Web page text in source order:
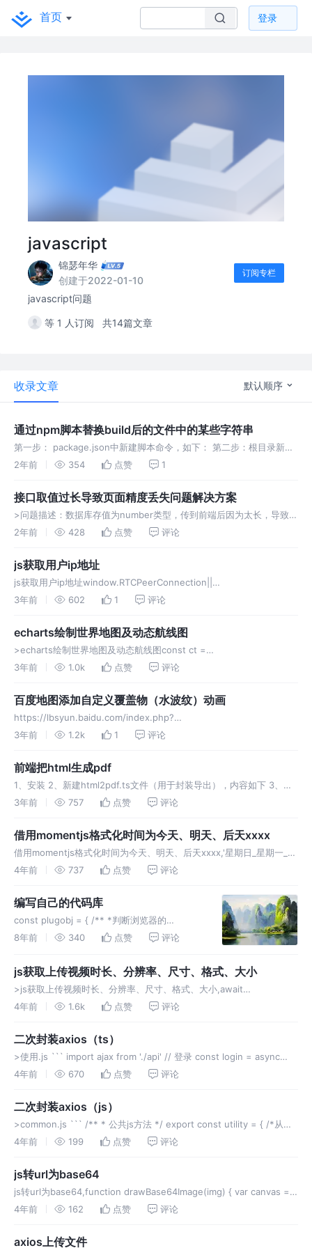
首页 登录
javascript
锦瑟年华
创建于2022-01-10
订阅专栏
javascript问题
等 1 人订阅 共14篇文章
收录文章 默认顺序
通过npm脚本替换build后的文件中的某些字符串
第一步： package.json中新建脚本命令，如下： 第二步：根目录新建
replace-in-js-files.js文件，内容如下： 第三步：打包即可。（需要安
2年前 354 点赞 1
接口取值过长导致页面精度丢失问题解决方案
>问题描述：数据库存值为number类型，传到前端后因为太长，导致精
度丢失。 >方案1：可考虑将值转成字符串后再传递给前端。 >方案2：
2年前 428 点赞 评论
js获取用户ip地址
js获取用户ip地址window.RTCPeerConnection||
window.mozRTCPeerConnection||
3年前 602 1 评论
echarts绘制世界地图及动态航线图
>echarts绘制世界地图及动态航线图const ct =
echarts.init(document.querySelector('#mapdv'))
3年前 1.0k 点赞 评论
百度地图添加自定义覆盖物（水波纹）动画
https://lbsyun.baidu.com/index.php?
title=jspopular3.0/guide/custom-markers 1、定义构造函数 百度地
3年前 1.2k 1 评论
前端把html生成pdf
1、安装 2、新建html2pdf.ts文件（用于封装导出），内容如下 3、使
用（Home.vue）
3年前 757 点赞 评论
借用momentjs格式化时间为今天、明天、后天xxxx
借用momentjs格式化时间为今天、明天、后天xxxx,'星期日_星期一_星
期二_星期三_星期四_星期五_星期六'.spl
4年前 737 点赞 评论
编写自己的代码库
const plugobj = { /** *判断浏览器的
innerText或textContent属性 */
eleme
8年前 340 点赞 评论
js获取上传视频时长、分辨率、尺寸、格式、大小
>js获取上传视频时长、分辨率、尺寸、格式、大小,await
checkSize(files,true--> 为音频是使用 默认为false), '返回值、里面有
4年前 1.6k 点赞 评论
二次封装axios（ts）
>使用.js ``` import ajax from './api' // 登录 const login = async
(args: any) => { return await ajax.pos
4年前 670 点赞 评论
二次封装axios（js）
>common.js ``` /** * 公共js方法 */ export const utility = { /*从身
份证中获取生日 格式 YYYY-MM-DD*/ getBirthday: fun
4年前 199 点赞 评论
js转url为base64
js转url为base64,function drawBase64Image(img) { var canvas =
document.createElement("canvas");
4年前 162 点赞 评论
axios上传文件